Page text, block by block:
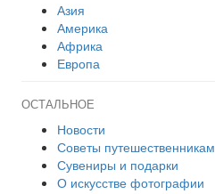
Азия
Америка
Африка
Европа
ОСТАЛЬНОЕ
Новости
Советы путешественникам
Сувениры и подарки
О искусстве фотографии